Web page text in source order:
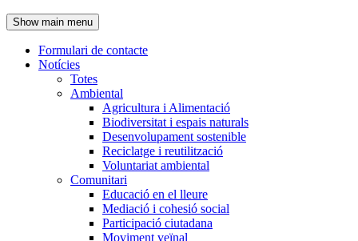
de
l'encapçalament
Show main menu
Navegació
principal
Formulari de contacte
Notícies
Totes
Ambiental
Agricultura i Alimentació
Biodiversitat i espais naturals
Desenvolupament sostenible
Reciclatge i reutilització
Voluntariat ambiental
Comunitari
Educació en el lleure
Mediació i cohesió social
Participació ciutadana
Moviment veïnal